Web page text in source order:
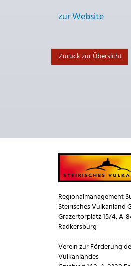
zur Website
Zurück zur Übersicht
Regionalmanagement
Steirisches Vulkanland
Grazertorplatz 15/4, A-
Radkersburg
Verein zur Förderung
Vulkanlandes